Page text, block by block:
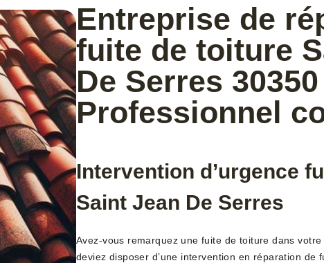
Entreprise de
fuite de toiture
De Serres
Professionnel
Intervention d’urgence
Saint Jean De Serres
Avez-vous remarquez une fuite de toiture dans
deviez disposer d’une intervention en réparation de